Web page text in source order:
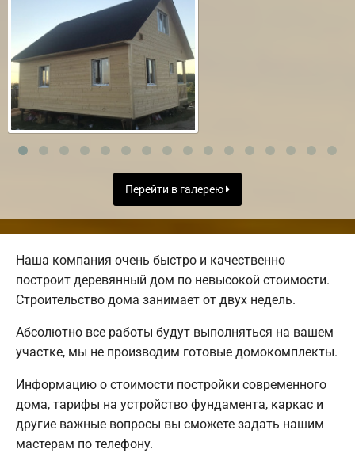
Перейти в галерею
Наша компания очень быстро и качественно
построит деревянный дом по невысокой стоимости.
Строительство дома занимает от двух недель.
Абсолютно все работы будут выполняться на вашем
участке, мы не производим готовые домокомплекты.
Информацию о стоимости постройки современного
дома, тарифы на устройство фундамента, каркас и
другие важные вопросы вы сможете задать нашим
мастерам по телефону.